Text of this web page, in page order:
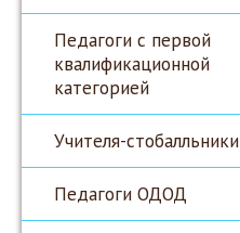
Педагоги с первой
квалификационной
категорией
Учителя-стобалльники
Педагоги ОДОД